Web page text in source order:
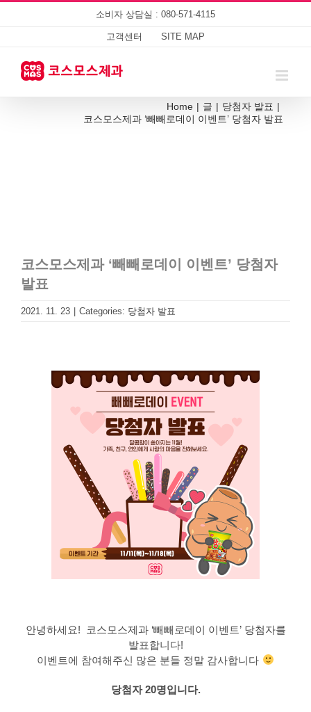
소비자 상담실 : 080-571-4115
고객센터 SITE MAP
Home | 글 | 당첨자 발표 |
코스모스제과 ‘빼빼로데이 이벤트’ 당첨자 발표
코스모스제과 ‘빼빼로데이 이벤트’ 당첨자
발표
2021. 11. 23 | Categories: 당첨자 발표
안녕하세요! 코스모스제과 ‘빼빼로데이 이벤트’ 당첨자를
발표합니다!
이벤트에 참여해주신 많은 분들 정말 감사합니다
당첨자 20명입니다.